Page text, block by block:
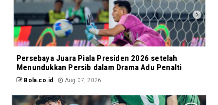
Persebaya Juara Piala Presiden 2026 setelah
Menundukkan Persib dalam Drama Adu Penalti
Bola.co.id Aug 07, 2026